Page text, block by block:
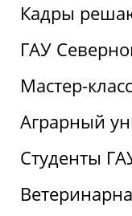
Кадры
ГАУ
Мастер-
Аграрный
Студенты